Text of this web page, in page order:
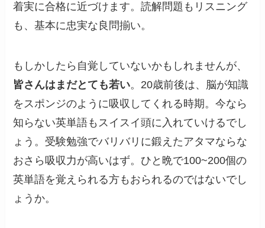
着実に合格に近づけます。読解問題もリスニング
も、基本に忠実な良問揃い。
もしかしたら自覚していないかもしれませんが、
皆さんはまだとても若い。20歳前後は、脳が知識
をスポンジのように吸収してくれる時期。今なら
知らない英単語もスイスイ頭に入れていけるでし
ょう。受験勉強でバリバリに鍛えたアタマならな
おさら吸収力が高いはず。ひと晩で100~200個の
英単語を覚えられる方もおられるのではないでし
ょうか。